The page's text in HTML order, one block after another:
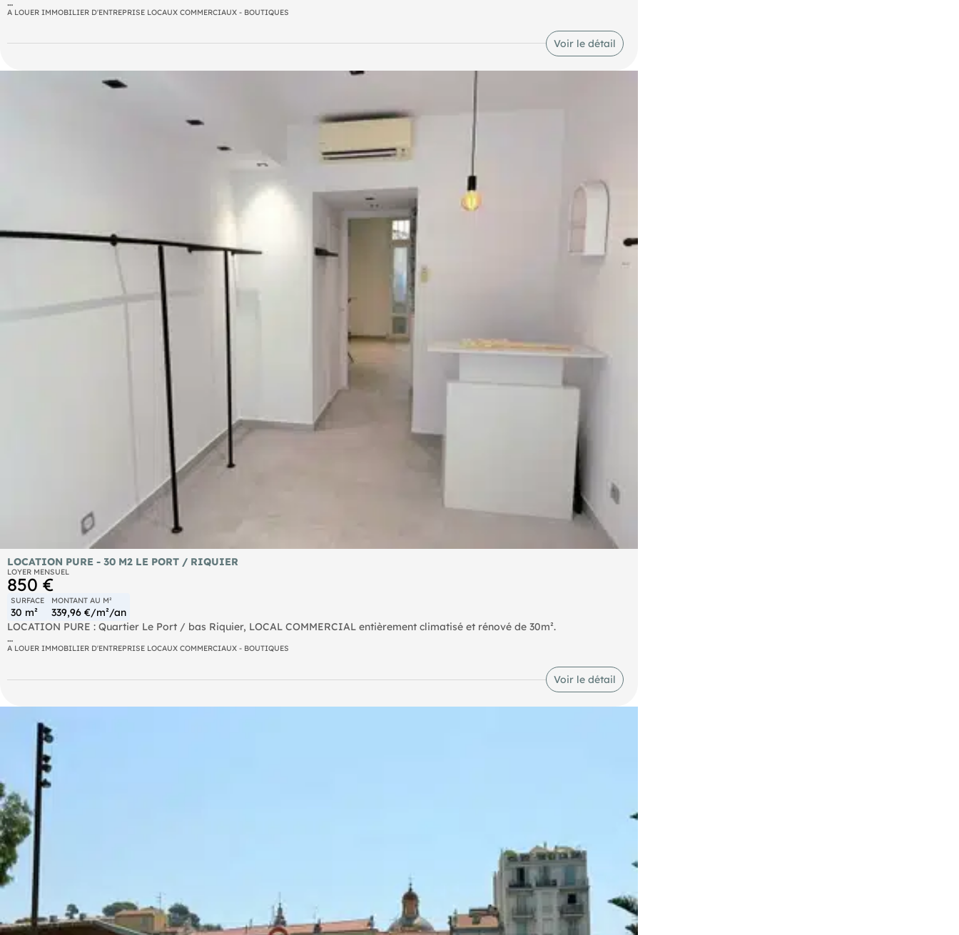
Belle hauteur sous plafond
A LOUER IMMOBILIER D'ENTREPRISE LOCAUX COMMERCIAUX - BOUTIQUES
Voir le détail
LOCATION PURE - 30 M2 LE PORT / RIQUIER
LOYER MENSUEL
850 €
SURFACE
30 m²
MONTANT AU M²
339,96 €/m²/an
LOCATION PURE : Quartier Le Port / bas Riquier, LOCAL COMMERCIAL entièrement climatisé et rénové de 30m².
FAIBLE LOYER. Accès cour intérieure pour livraison.
A LOUER IMMOBILIER D'ENTREPRISE LOCAUX COMMERCIAUX - BOUTIQUES
Voir le détail